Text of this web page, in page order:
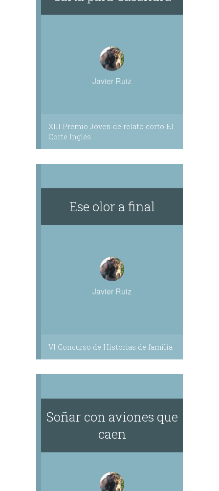
Javier Ruiz
XIII Premio Joven de relato corto El
Corte Inglés
Ese olor a final
Javier Ruiz
VI Concurso de Historias de familia
Soñar con aviones que
caen